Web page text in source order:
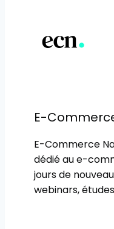
E-
E-Commerce
dédié au e-
jours de
webinars,